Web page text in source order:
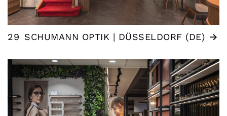
29 SCHUMANN OPTIK | DÜSSELDORF (DE)